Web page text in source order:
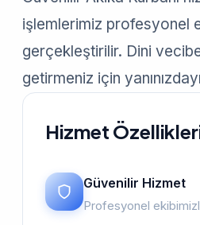
işlemlerimiz profesyonel
gerçekleştirilir. Dini
getirmeniz için
Hizmet
Güvenilir Hizmet
Profesyonel